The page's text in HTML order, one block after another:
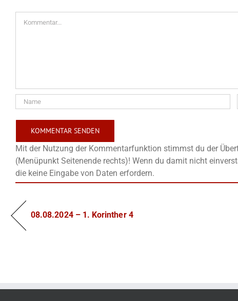
Mit der Nutzung der Kommentarfunktion stimmst du der
(Menüpunkt Seitenende rechts)! Wenn du damit nicht
die keine Eingabe von Daten erfordern.
08.08.2024 – 1. Korinther 4